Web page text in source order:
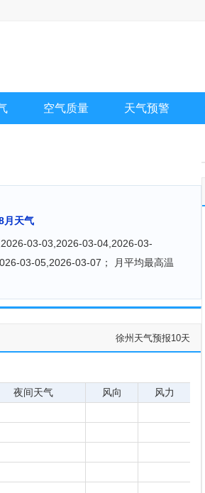
空气质量 天气预警
月天气
03-03,2026-03-04,2026-03-
03-05,2026-03-07； 月平均最高温
徐州天气预报10天
夜间天气 风向
风力